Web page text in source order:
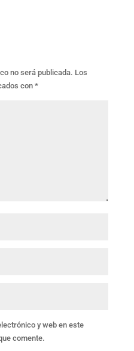
no será publicada. Los
con *
y web en este
comente.